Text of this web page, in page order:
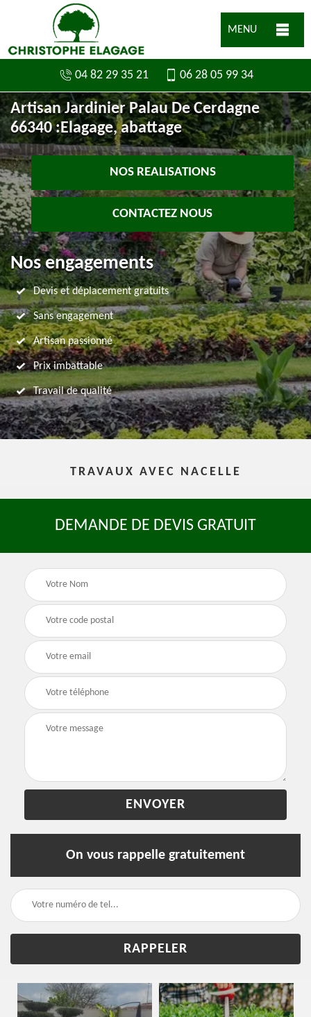
MENU
04 82 29 35 21 06 28 05 99 34
Artisan Jardinier Palau De Cerdagne
66340 :Elagage, abattage
NOS REALISATIONS
CONTACTEZ NOUS
Nos engagements
Devis et déplacement gratuits
Sans engagement
Artisan passionné
Prix imbattable
Travail de qualité
TRAVAUX AVEC NACELLE
DEMANDE DE DEVIS GRATUIT
On vous rappelle gratuitement